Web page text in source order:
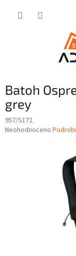
Batoh
grey
957/S172
Průměrné
Neohodnoceno